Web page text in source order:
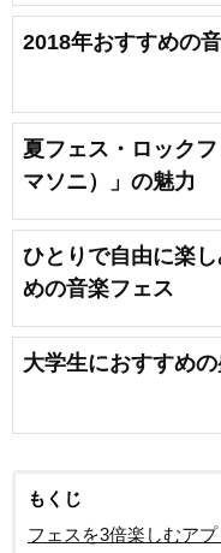
2018年おすすめの
夏フェス・ロック
マソニ）」の魅力
ひとりで自由に楽
めの音楽フェス
大学生におすすめ
もくじ
フェスを3倍楽しむアプ